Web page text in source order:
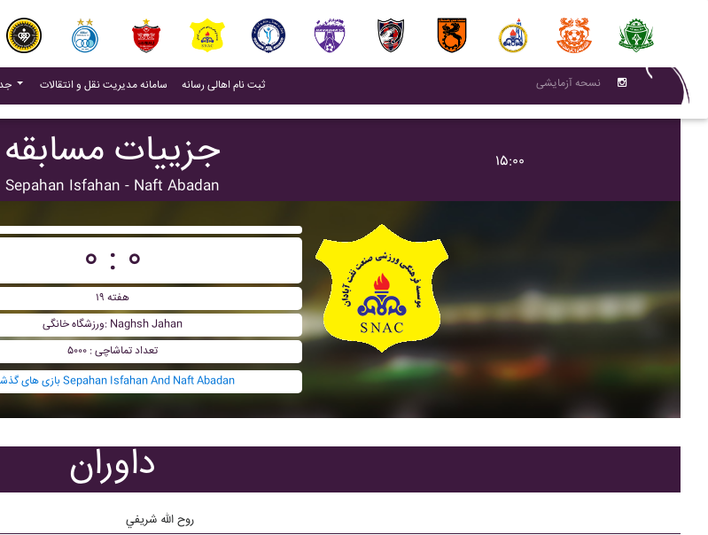
جدول بازی ها سامانه مدیریت نقل و انتقالات (current)
ثبت نام اهالی رسانه(current) نسحه آزمایشی
جزییات مسابقه
Sepahan Isfahan - Naft Abadan
۱۵:۰۰
۰ : ۰
هفته ۱۹
ورزشگاه خانگی: Naghsh Jahan
تعداد تماشاچی : ۵۰۰۰
بازی های گذشته Sepahan Isfahan And Naft Abadan
داوران
روح الله شريفي